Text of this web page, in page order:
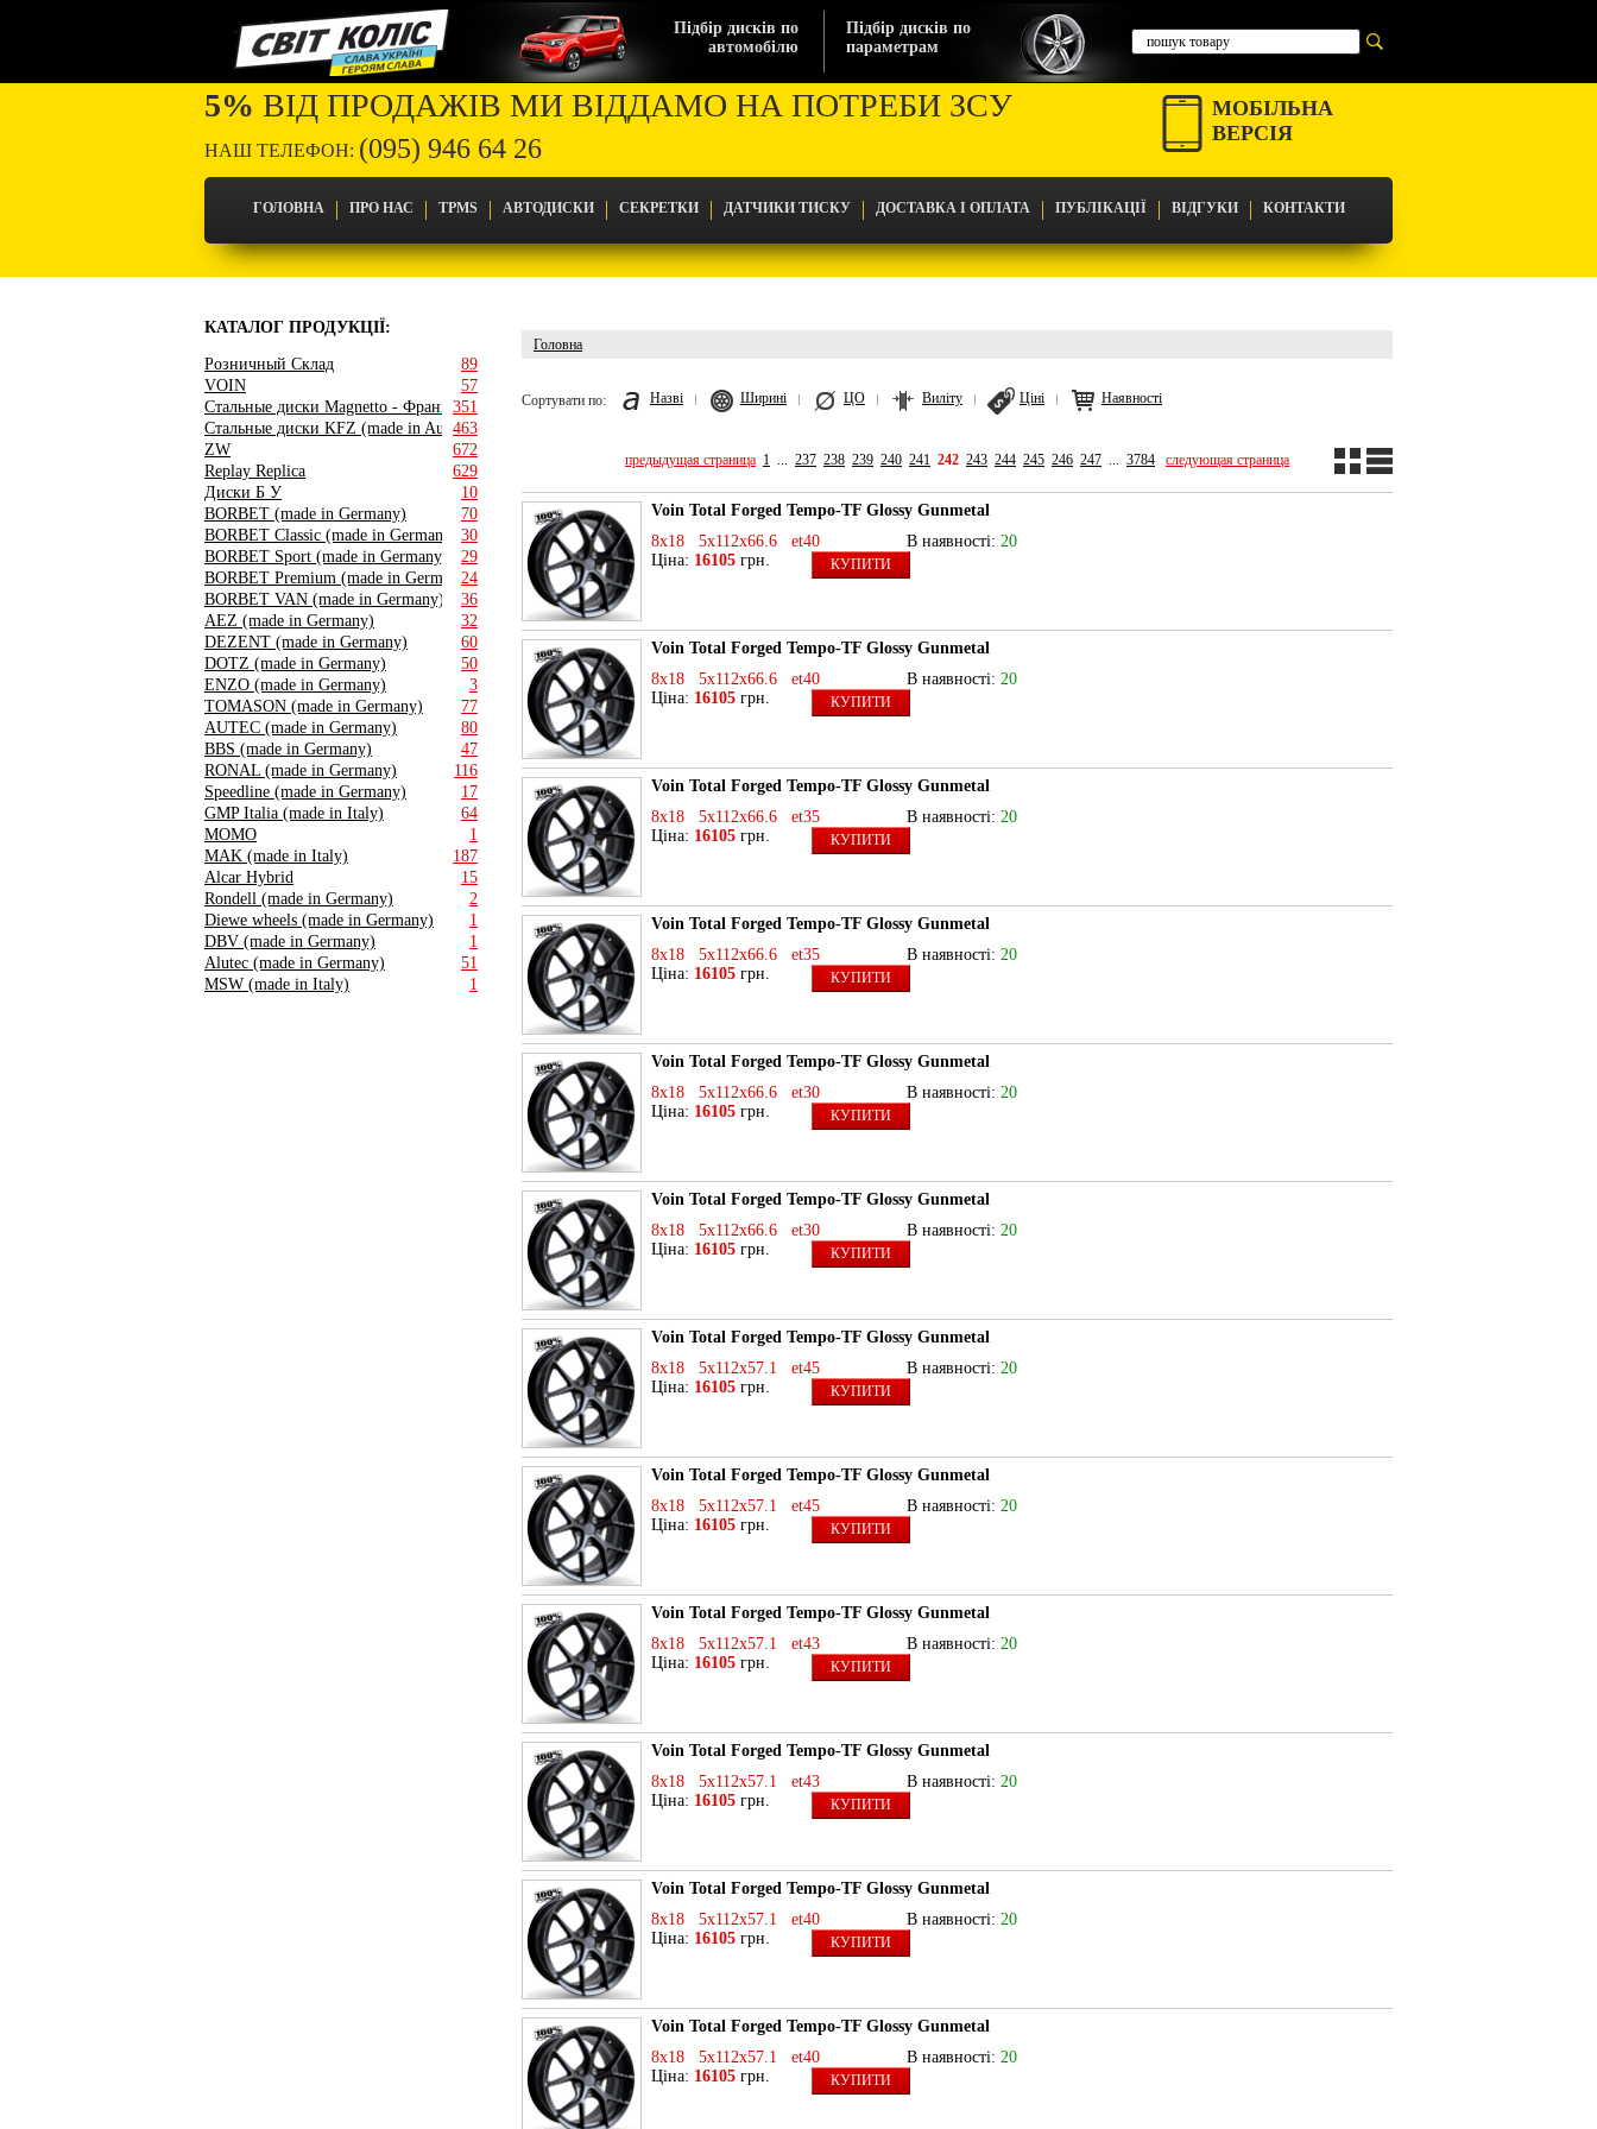
Підбір дисків по
автомобілю
Підбір дисків по
параметрам
МОБІЛЬНА
ВЕРСІЯ
5% ВІД ПРОДАЖІВ МИ ВІДДАМО НА ПОТРЕБИ ЗСУ
НАШ ТЕЛЕФОН: (095) 946 64 26
ГОЛОВНА ПРО НАС TPMS АВТОДИСКИ СЕКРЕТКИ ДАТЧИКИ ТИСКУ ДОСТАВКА І ОПЛАТА ПУБЛІКАЦІЇ ВІДГУКИ КОНТАКТИ
КАТАЛОГ ПРОДУКЦІЇ:
Розничный Склад
89
VOIN
57
Стальные диски Magnetto - Франция351
Стальные диски KFZ (made in Austria)
463
ZW
672
Replay Replica
629
Диски Б У
10
BORBET (made in Germany)
70
BORBET Classic (made in Germany)
30
BORBET Sport (made in Germany)
29
BORBET Premium (made in Germany)
24
BORBET VAN (made in Germany)
36
AEZ (made in Germany)
32
DEZENT (made in Germany)
60
DOTZ (made in Germany)
50
ENZO (made in Germany)
3
TOMASON (made in Germany)
77
AUTEC (made in Germany)
80
BBS (made in Germany)
47
RONAL (made in Germany)
116
Speedline (made in Germany)
17
GMP Italia (made in Italy)
64
MOMO
1
MAK (made in Italy)
187
Alcar Hybrid
15
Rondell (made in Germany)
2
Diewe wheels (made in Germany)
1
DBV (made in Germany)
1
Alutec (made in Germany)
51
MSW (made in Italy)
1
Головна
Сортувати по:
Назві Ширині ЦО Виліту Ціні Наявності
предыдущая страница 1 ... 237 238 239 240 241 242 243 244 245 246 247 ... 3784 следующая страница
Voin Total Forged Tempo-TF Glossy Gunmetal
8x18 5x112x66.6 et40
В наявності: 20
Ціна: 16105 грн. КУПИТИ
Voin Total Forged Tempo-TF Glossy Gunmetal
8x18 5x112x66.6 et40
В наявності: 20
Ціна: 16105 грн. КУПИТИ
Voin Total Forged Tempo-TF Glossy Gunmetal
8x18 5x112x66.6 et35
В наявності: 20
Ціна: 16105 грн. КУПИТИ
Voin Total Forged Tempo-TF Glossy Gunmetal
8x18 5x112x66.6 et35
В наявності: 20
Ціна: 16105 грн. КУПИТИ
Voin Total Forged Tempo-TF Glossy Gunmetal
8x18 5x112x66.6 et30
В наявності: 20
Ціна: 16105 грн. КУПИТИ
Voin Total Forged Tempo-TF Glossy Gunmetal
8x18 5x112x66.6 et30
В наявності: 20
Ціна: 16105 грн. КУПИТИ
Voin Total Forged Tempo-TF Glossy Gunmetal
8x18 5x112x57.1 et45
В наявності: 20
Ціна: 16105 грн. КУПИТИ
Voin Total Forged Tempo-TF Glossy Gunmetal
8x18 5x112x57.1 et45
В наявності: 20
Ціна: 16105 грн. КУПИТИ
Voin Total Forged Tempo-TF Glossy Gunmetal
8x18 5x112x57.1 et43
В наявності: 20
Ціна: 16105 грн. КУПИТИ
Voin Total Forged Tempo-TF Glossy Gunmetal
8x18 5x112x57.1 et43
В наявності: 20
Ціна: 16105 грн. КУПИТИ
Voin Total Forged Tempo-TF Glossy Gunmetal
8x18 5x112x57.1 et40
В наявності: 20
Ціна: 16105 грн. КУПИТИ
Voin Total Forged Tempo-TF Glossy Gunmetal
8x18 5x112x57.1 et40
В наявності: 20
Ціна: 16105 грн. КУПИТИ